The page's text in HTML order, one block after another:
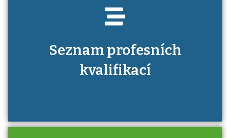
Seznam profesních
kvalifikací